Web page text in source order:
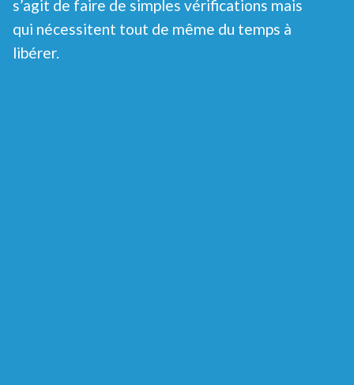
s’agit de faire de simples vérifications mais
qui nécessitent tout de même du temps à
libérer.